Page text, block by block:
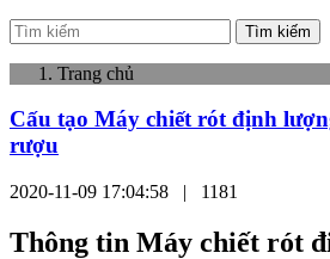
Tìm kiếm
Trang chủ
Cấu tạo Máy chiết rót định
rượu
2020-11-09 17:04:58 | 1181
Thông tin Máy chiết rót